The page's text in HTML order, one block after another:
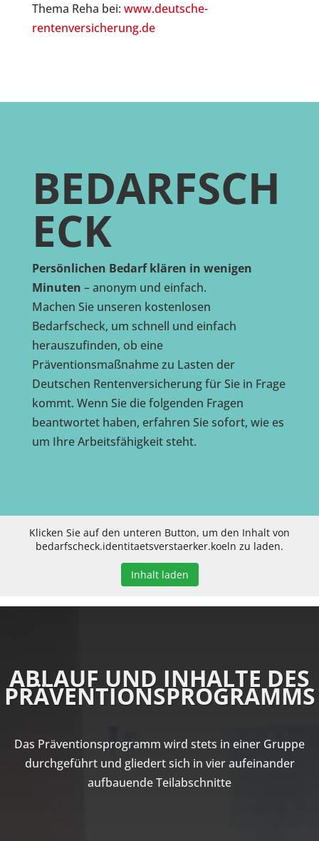
Thema Reha bei: www.deutsche-
rentenversicherung.de
BEDARFSCH
ECK
Persönlichen Bedarf klären in wenigen
Minuten – anonym und einfach.
Machen Sie unseren kostenlosen
Bedarfscheck, um schnell und einfach
herauszufinden, ob eine
Präventionsmaßnahme zu Lasten der
Deutschen Rentenversicherung für Sie in Frage
kommt. Wenn Sie die folgenden Fragen
beantwortet haben, erfahren Sie sofort, wie es
um Ihre Arbeitsfähigkeit steht.
Klicken Sie auf den unteren Button, um den Inhalt von
bedarfscheck.identitaetsverstaerker.koeln zu laden.
Inhalt laden
ABLAUF UND INHALTE DES
PRÄVENTIONSPROGRAMMS
Das Präventionsprogramm wird stets in einer Gruppe
durchgeführt und gliedert sich in vier aufeinander
aufbauende Teilabschnitte